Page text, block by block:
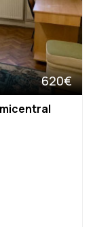
620€